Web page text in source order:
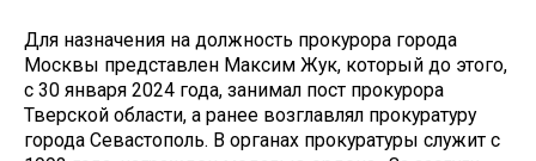
Для назначения на должность прокурора города
Москвы представлен Максим Жук, который до этого,
с 30 января 2024 года, занимал пост прокурора
Тверской области, а ранее возглавлял прокуратуру
города Севастополь. В органах прокуратуры служит с